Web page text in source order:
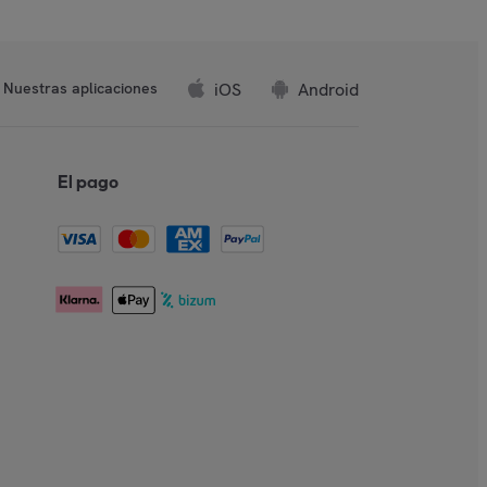
Nuestras aplicaciones iOS Android
El pago